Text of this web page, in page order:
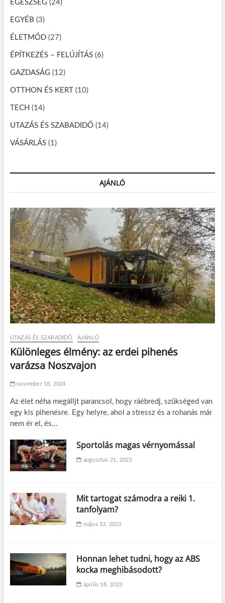
g
á
c
i
ó
EGÉSZSÉG (24)
EGYÉB (3)
ÉLETMÓD(27)
ÉPÍTKEZÉS – FELÚJÍTÁS(6)
GAZDASÁG (12)
OTTHON ÉS KERT (10)
TECH (14)
UTAZÁS ÉS SZABADIDŐ(14)
VÁSÁRLÁS(1)
AJÁNLÓ
UTAZÁS ÉS SZABADIDŐ AJÁNLÓ
Különleges élmény: az erdei pihenés
varázsa Noszvajon
november 18, 2024
Az élet néha megálljt parancsol, hogy ráébredj, szükséged van
egy kis pihenésre. Egy helyre, ahol a stressz és a rohanás már
nem ér el, és…
Sportolás magas vérnyomással
augusztus 21, 2023
Mit tartogat számodra a reiki 1.
tanfolyam?
május 13, 2023
Honnan lehet tudni, hogy az ABS
kocka meghibásodott?
április 18, 2023